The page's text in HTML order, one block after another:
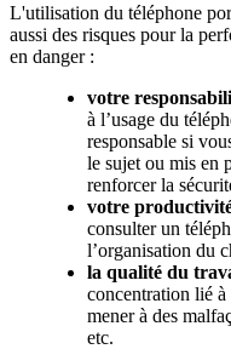
L'utilisation du téléphone
aussi des risques pour la
en danger :
votre
à l’usage du
responsable si
le sujet ou mis en
renforcer la
votre
consulter un
l’organisation du
la qualité du
concentration lié
mener à des
etc.